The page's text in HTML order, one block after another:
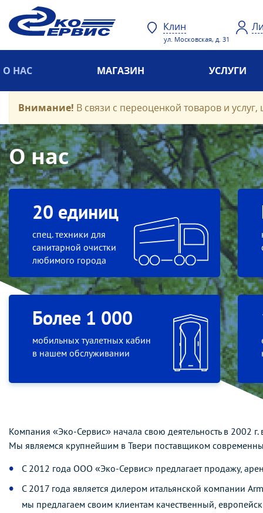
Клин
ул. Московская, д. 31
О НАС МАГАЗИН УСЛУГИ
Внимание! В связи с переоценкой товаров и
О нас
20 единиц
спец. техники для
санитарной очистки
любимого города
Более 1 000
мобильных туалетных кабин
в нашем обслуживании
Компания «Эко-Сервис» начала свою деятельность в 2002
Мы являемся крупнейшим в Твери поставщиком
С 2012 года ООО «Эко-Сервис» предлагает продажу,
С 2017 года является дилером итальянской компании
мы предлагаем своим клиентам качественный,